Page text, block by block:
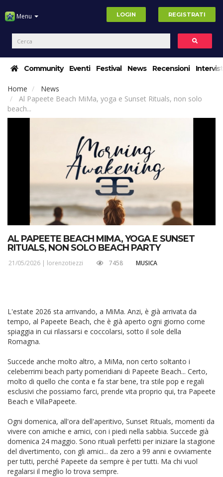
Menu LOGIN REGISTRATI
Community Eventi Festival News Recensioni
Home
News
Al Papeete Beach MiMa, yoga e Sunset Rituals, non solo
beach...
AL PAPEETE BEACH MIMA, YOGA E SUNSET
RITUALS, NON SOLO BEACH PARTY
21/05/2026 | lorenzotiezzi 7458 MUSICA
L'estate 2026 sta arrivando, a MiMa. Anzi, è già arrivata da
tempo, al Papeete Beach, che è già aperto ogni giorno come
spiaggia in cui rilassarsi e coccolarsi, sotto il sole della
Romagna.
Succede anche molto altro, a MiMa, non certo soltanto i
celeberrimi beach party pomeridiani di Papeete Beach... Certo,
molto di quello che conta e fa star bene, tra stile pop e regali
esclusivi che possiamo farci, prende vita proprio qui, tra Papeete
Beach e VillaPapeete.
Ogni domenica, all'ora dell'aperitivo, Sunset Rituals, momenti da
vivere con amiche e amici, con i piedi nella sabbia. Succede già
domenica 24 maggio. Sono rituali perfetti per iniziare la stagione
del divertimento, con gli amici... da zero a 99 anni e ovviamente
per tutti, perché Papeete da sempre è per tutti. Ma chi vuol
regalarsi il meglio lo trova sempre.